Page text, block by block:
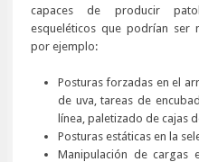
capaces de producir
esqueléticos que podrían ser
por ejemplo:
Posturas forzadas en el
de uva, tareas de
línea, paletizado de cajas
Posturas estáticas en la
Manipulación de cargas